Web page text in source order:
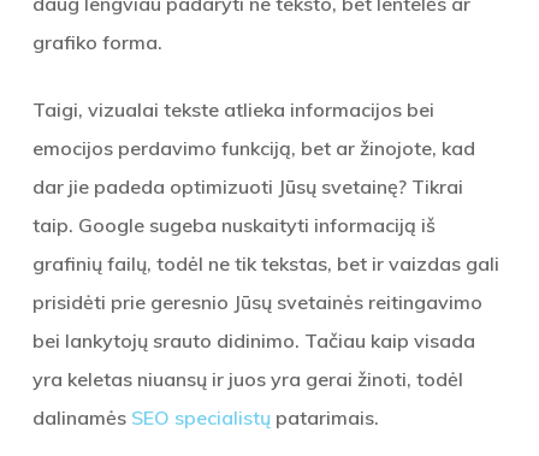
grafiko forma.
Taigi, vizualai tekste atlieka informacijos bei
emocijos perdavimo funkciją, bet ar žinojote, kad
dar jie padeda optimizuoti Jūsų svetainę? Tikrai
taip. Google sugeba nuskaityti informaciją iš
grafinių failų, todėl ne tik tekstas, bet ir vaizdas gali
prisidėti prie geresnio Jūsų svetainės reitingavimo
bei lankytojų srauto didinimo. Tačiau kaip visada
yra keletas niuansų ir juos yra gerai žinoti, todėl
dalinamės SEO specialistųpatarimais.